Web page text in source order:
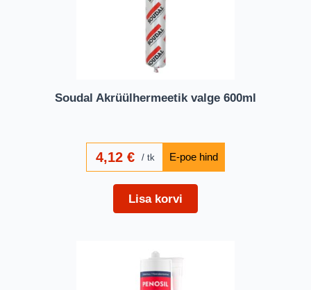
Soudal Akrüülhermeetik valge 600ml
4,12€ tk
Lisa korvi